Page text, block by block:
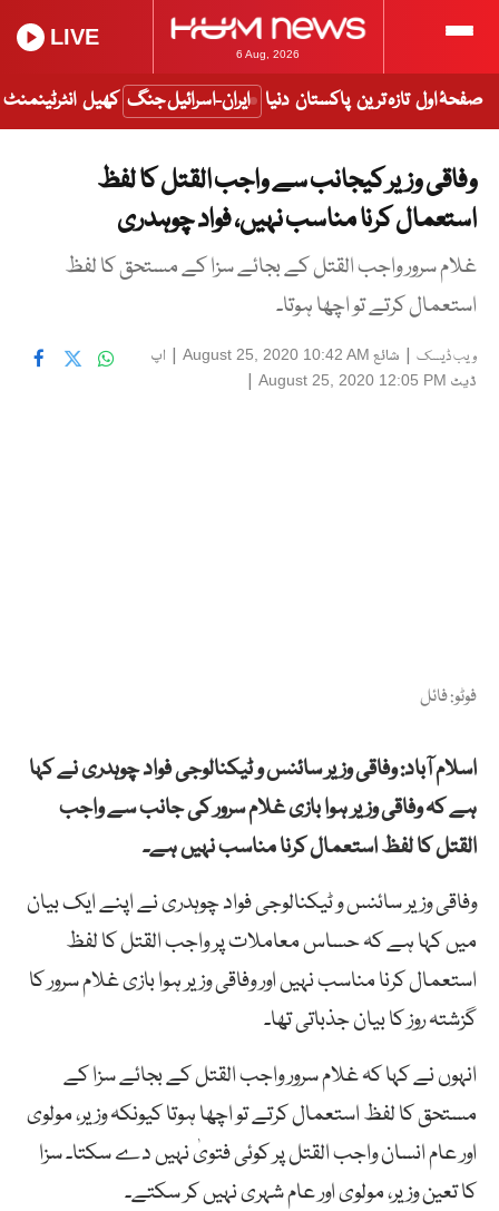
6 Aug, 2026
LIVE
صفحۂ اول تازہ ترین پاکستان دنیا ایران-اسرائیل جنگ کھیل انٹرٹینمنٹ
وفاقی وزیر کیجانب سے واجب القتل کا لفظ
استعمال کرنا مناسب نہیں، فواد چوہدری
غلام سرور واجب القتل کے بجائے سزا کے مستحق کا لفظ
استعمال کرتے تو اچھا ہوتا۔
ویب ڈیسک | شائع August 25, 2020 10:42 AM
| اپ
ڈیٹ August 25, 2020 12:05 PM
|
فوٹو: فائل
اسلام آباد: وفاقی وزیر سائنس و ٹیکنالوجی فواد چوہدری نے کہا
ہے کہ وفاقی وزیر ہوا بازی غلام سرور کی جانب سے واجب
القتل کا لفظ استعمال کرنا مناسب نہیں ہے۔
وفاقی وزیر سائنس و ٹیکنالوجی فواد چوہدری نے اپنے ایک بیان
میں کہا ہے کہ حساس معاملات پر واجب القتل کا لفظ
استعمال کرنا مناسب نہیں اور وفاقی وزیر ہوا بازی غلام سرور کا
گزشتہ روز کا بیان جذباتی تھا۔
انہوں نے کہا کہ غلام سرور واجب القتل کے بجائے سزا کے
مستحق کا لفظ استعمال کرتے تو اچھا ہوتا کیونکہ وزیر، مولوی
اور عام انسان واجب القتل پر کوئی فتویٰ نہیں دے سکتا۔ سزا
کا تعین وزیر، مولوی اور عام شہری نہیں کر سکتے۔